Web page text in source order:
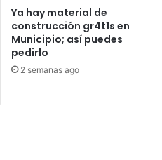
Ya hay material de
construcción gr4t1s en
Municipio; así puedes
pedirlo
2 semanas ago